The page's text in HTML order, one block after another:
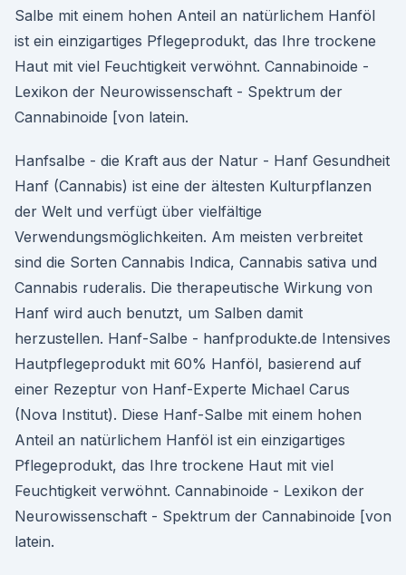
Salbe mit einem hohen Anteil an natürlichem Hanföl
ist ein einzigartiges Pflegeprodukt, das Ihre trockene
Haut mit viel Feuchtigkeit verwöhnt. Cannabinoide -
Lexikon der Neurowissenschaft - Spektrum der
Cannabinoide [von latein.
Hanfsalbe - die Kraft aus der Natur - Hanf Gesundheit
Hanf (Cannabis) ist eine der ältesten Kulturpflanzen
der Welt und verfügt über vielfältige
Verwendungsmöglichkeiten. Am meisten verbreitet
sind die Sorten Cannabis Indica, Cannabis sativa und
Cannabis ruderalis. Die therapeutische Wirkung von
Hanf wird auch benutzt, um Salben damit
herzustellen. Hanf-Salbe - hanfprodukte.de Intensives
Hautpflegeprodukt mit 60% Hanföl, basierend auf
einer Rezeptur von Hanf-Experte Michael Carus
(Nova Institut). Diese Hanf-Salbe mit einem hohen
Anteil an natürlichem Hanföl ist ein einzigartiges
Pflegeprodukt, das Ihre trockene Haut mit viel
Feuchtigkeit verwöhnt. Cannabinoide - Lexikon der
Neurowissenschaft - Spektrum der Cannabinoide [von
latein.